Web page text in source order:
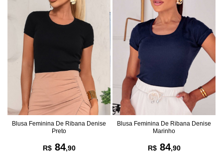
Blusa Feminina De Ribana Denise
Preto
R$84,90
Blusa Feminina De Ribana Denise
Marinho
R$84,90